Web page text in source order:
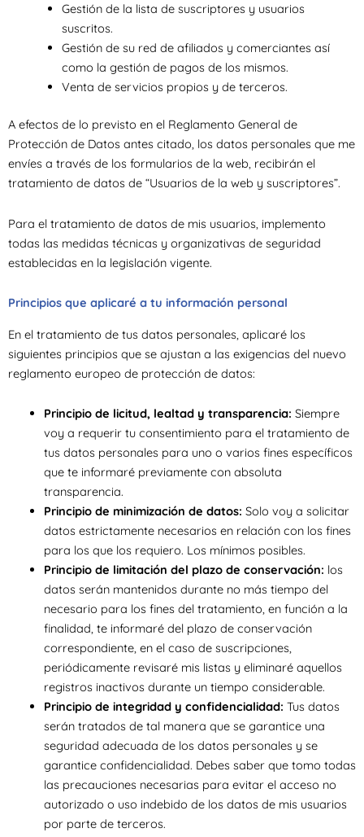
Gestión de la lista de suscriptores y usuarios
suscritos.
Gestión de su red de afiliados y comerciantes así
como la gestión de pagos de los mismos.
Venta de servicios propios y de terceros.
A efectos de lo previsto en el Reglamento General de
Protección de Datos antes citado, los datos personales que me
envíes a través de los formularios de la web, recibirán el
tratamiento de datos de “Usuarios de la web y suscriptores”.
Para el tratamiento de datos de mis usuarios, implemento
todas las medidas técnicas y organizativas de seguridad
establecidas en la legislación vigente.
Principios que aplicaré a tu información personal
En el tratamiento de tus datos personales, aplicaré los
siguientes principios que se ajustan a las exigencias del nuevo
reglamento europeo de protección de datos:
Principio de licitud, lealtad y transparencia: Siempre
voy a requerir tu consentimiento para el tratamiento de
tus datos personales para uno o varios fines específicos
que te informaré previamente con absoluta
transparencia.
Principio de minimización de datos: Solo voy a solicitar
datos estrictamente necesarios en relación con los fines
para los que los requiero. Los mínimos posibles.
Principio de limitación del plazo de conservación: los
datos serán mantenidos durante no más tiempo del
necesario para los fines del tratamiento, en función a la
finalidad, te informaré del plazo de conservación
correspondiente, en el caso de suscripciones,
periódicamente revisaré mis listas y eliminaré aquellos
registros inactivos durante un tiempo considerable.
Principio de integridad y confidencialidad: Tus datos
serán tratados de tal manera que se garantice una
seguridad adecuada de los datos personales y se
garantice confidencialidad. Debes saber que tomo todas
las precauciones necesarias para evitar el acceso no
autorizado o uso indebido de los datos de mis usuarios
por parte de terceros.